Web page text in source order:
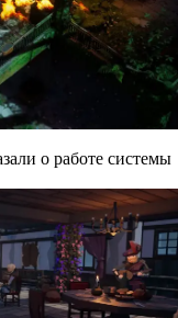
о работе системы